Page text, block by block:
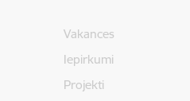
Vakances
Iepirkumi
Projekti